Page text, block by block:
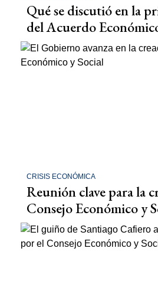
Qué se discutió en la
del Acuerdo
CRISIS ECONÓMICA
Reunión clave para la
Consejo Económico y